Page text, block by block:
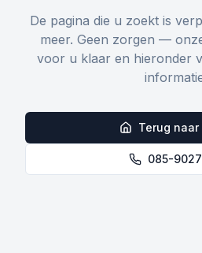
De pagina die u zoekt is
meer. Geen zorgen —
voor u klaar en hieronder
Terug naar
085-